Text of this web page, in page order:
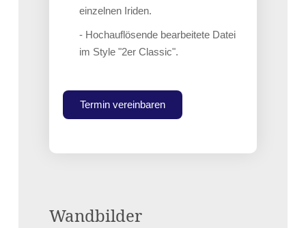
Wandbilder
einzelnen Iriden.
- Hochauflösende bearbeitete Datei
im Style "2er Classic".
Termin vereinbaren